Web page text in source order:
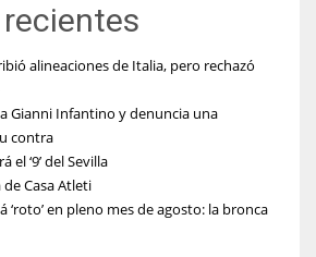
alineaciones de Italia, pero rechazó
Gianni Infantino y denuncia una
contra
el ‘9’ del Sevilla
Casa Atleti
‘roto’ en pleno mes de agosto: la bronca